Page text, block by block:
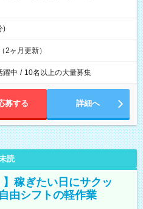
)
2ヶ月更新）
躍中 / 10名以上の大量募集
募する 詳細へ
読
】稼ぎたい日にサクッ
由シフトの軽作業